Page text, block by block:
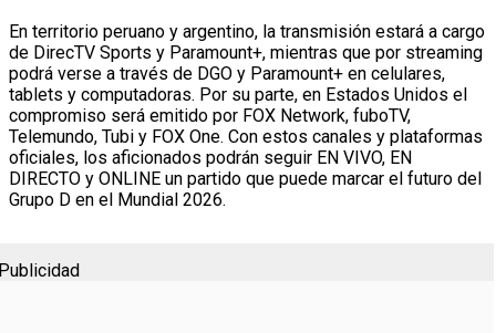
En territorio peruano y argentino, la transmisión estará a cargo
de DirecTV Sports y Paramount+, mientras que por streaming
podrá verse a través de DGO y Paramount+ en celulares,
tablets y computadoras. Por su parte, en Estados Unidos el
compromiso será emitido por FOX Network, fuboTV,
Telemundo, Tubi y FOX One. Con estos canales y plataformas
oficiales, los aficionados podrán seguir EN VIVO, EN
DIRECTO y ONLINE un partido que puede marcar el futuro del
Grupo D en el Mundial 2026.